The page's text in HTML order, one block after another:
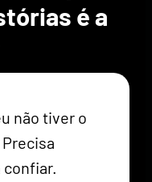
é a
não tiver o